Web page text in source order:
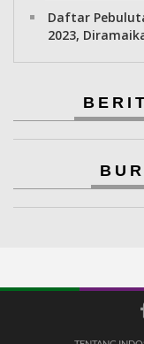
Daftar
2023,